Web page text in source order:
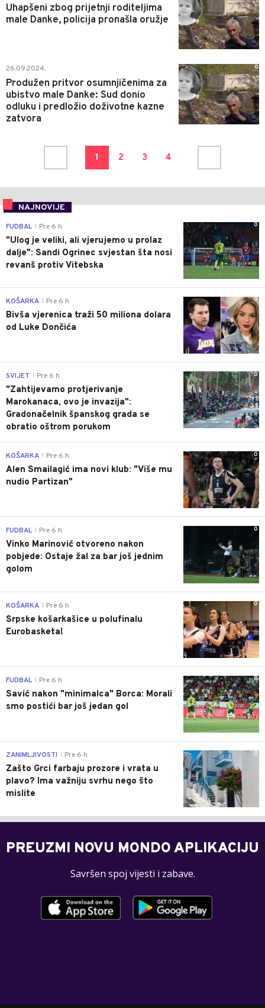
Uhapšeni zbog prijetnji roditeljima
male Danke, policija pronašla oružje
26.09.2024.
Produžen pritvor osumnjičenima za
ubistvo male Danke: Sud donio
odluku i predložio doživotne kazne
zatvora
0
1 2 3 4
NAJNOVIJE
0
FUDBAL Pre 6 h
"Ulog je veliki, ali vjerujemo u prolaz
dalje": Sandi Ogrinec svjestan šta nosi
revanš protiv Vitebska
0
KOŠARKA Pre 6 h
Bivša vjerenica traži 50 miliona dolara
od Luke Dončića
0
SVIJET Pre 6 h
"Zahtijevamo protjerivanje
Marokanaca, ovo je invazija":
Gradonačelnik španskog grada se
obratio oštrom porukom
0
KOŠARKA Pre 6 h
Alen Smailagić ima novi klub: "Više mu
nudio Partizan"
0
FUDBAL Pre 6 h
Vinko Marinović otvoreno nakon
pobjede: Ostaje žal za bar još jednim
golom
0
KOŠARKA Pre 6 h
Srpske košarkašice u polufinalu
Eurobasketa!
0
FUDBAL Pre 6 h
Savić nakon "minimalca" Borca: Morali
smo postići bar još jedan gol
0
ZANIMLJIVOSTI Pre 6 h
Zašto Grci farbaju prozore i vrata u
plavo? Ima važniju svrhu nego što
mislite
PREUZMI NOVU MONDO APLIKACIJU
Savršen spoj vijesti i zabave.